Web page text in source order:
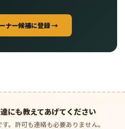
ナー候補に登録 →
にも教えてあげてください
。許可も連絡も必要ありません。